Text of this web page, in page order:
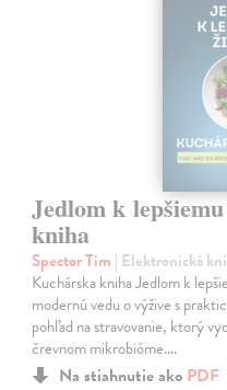
Jedlom k
kniha
Spector Tim | Elektronická
Kuchárska kniha Jedlom k
modernú vedu o výžive s
pohľad na stravovanie, ktorý
črevnom mikrobióme.…
Na stiahnutie ako PDF